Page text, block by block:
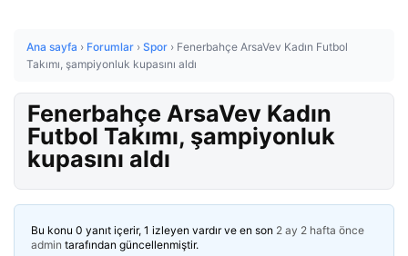
Ana sayfa › Forumlar › Spor › Fenerbahçe ArsaVev Kadın Futbol
Takımı, şampiyonluk kupasını aldı
Fenerbahçe ArsaVev Kadın
Futbol Takımı, şampiyonluk
kupasını aldı
Bu konu 0 yanıt içerir, 1 izleyen vardır ve en son 2 ay 2 hafta önce
admin tarafından güncellenmiştir.